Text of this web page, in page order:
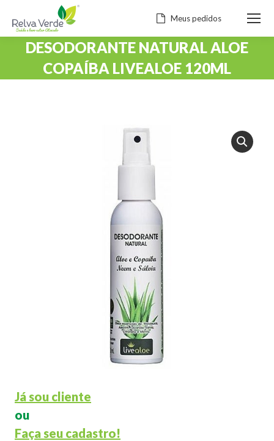
Meus pedidos
DESODORANTE NATURAL ALOE
COPAÍBA LIVEALOE 120ML
Já sou cliente
ou
Faça seu cadastro!